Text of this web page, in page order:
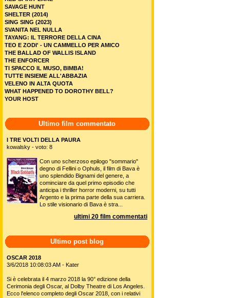
SAVAGE HUNT
SHELTER (2014)
SING SING (2023)
SVANITA NEL NULLA
TAYANG: IL TERRORE DELLA CINA
TEO E ZODI' - UN CAMMELLO PER AMICO
THE BALLAD OF WALLIS ISLAND
THE ENFORCER
TI SPACCO IL MUSO, BIMBA!
TUTTE INSIEME ALL'ABBAZIA
VELENO IN ALTA QUOTA
WHAT HAPPENED TO DOROTHY BELL?
YOUR HOST
Ultimo film commentato
I TRE VOLTI DELLA PAURA
kowalsky - voto: 8
Con uno scherzoso epilogo "sommario"
degno di Fellini o Ophuls, il film di Bava è
uno splendido Bignami del genere, a
cominciare da quel primo episodio che
anticipa i thriller horror moderni, su tutti
Argento e la prima parte della sua carriera.
Lo stile visionario di Bava è stra...
ultimi 20 film commentati
Ultimo post blog
OSCAR 2018
3/6/2018 10:08:03 AM - Kater
Si è celebrata il 4 marzo 2018 la 90° edizione della
Cerimonia degli Oscar, al Dolby Theatre di Los Angeles.
Ecco l'elenco completo degli Oscar 2018, con i relativi